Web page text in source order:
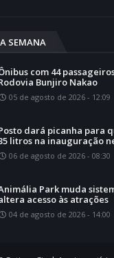
SEMANA
com 44
Bunjiro Nakao
05 de agosto de 2026 - 12:09
dará picanha para
litros na inauguração
06 de agosto de 2026 - 08:30
Park muda
acesso às atrações
04 de agosto de 2026 - 14:00